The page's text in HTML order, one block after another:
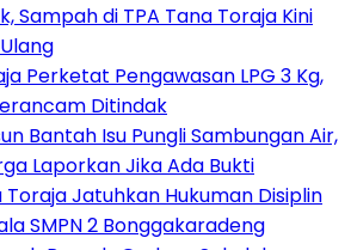
Sampah di TPA Tana Toraja Kini
Perketat Pengawasan LPG 3 Kg,
Ditindak
Bantah Isu Pungli Sambungan Air,
Laporkan Jika Ada Bukti
Toraja Jatuhkan Hukuman Disiplin
SMPN 2 Bonggakaradeng